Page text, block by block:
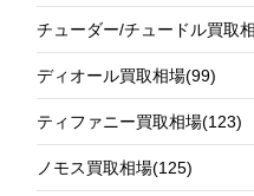
チューダー/チュードル買取
ディオール買取相場(99)
ティファニー買取相場(123)
ノモス買取相場(125)